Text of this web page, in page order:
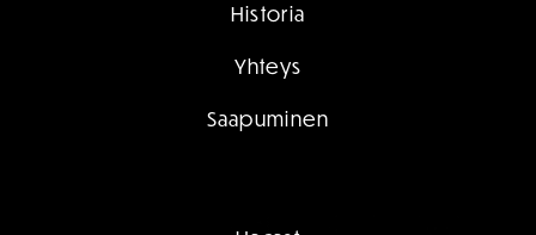
Historia
Yhteys
Saapuminen